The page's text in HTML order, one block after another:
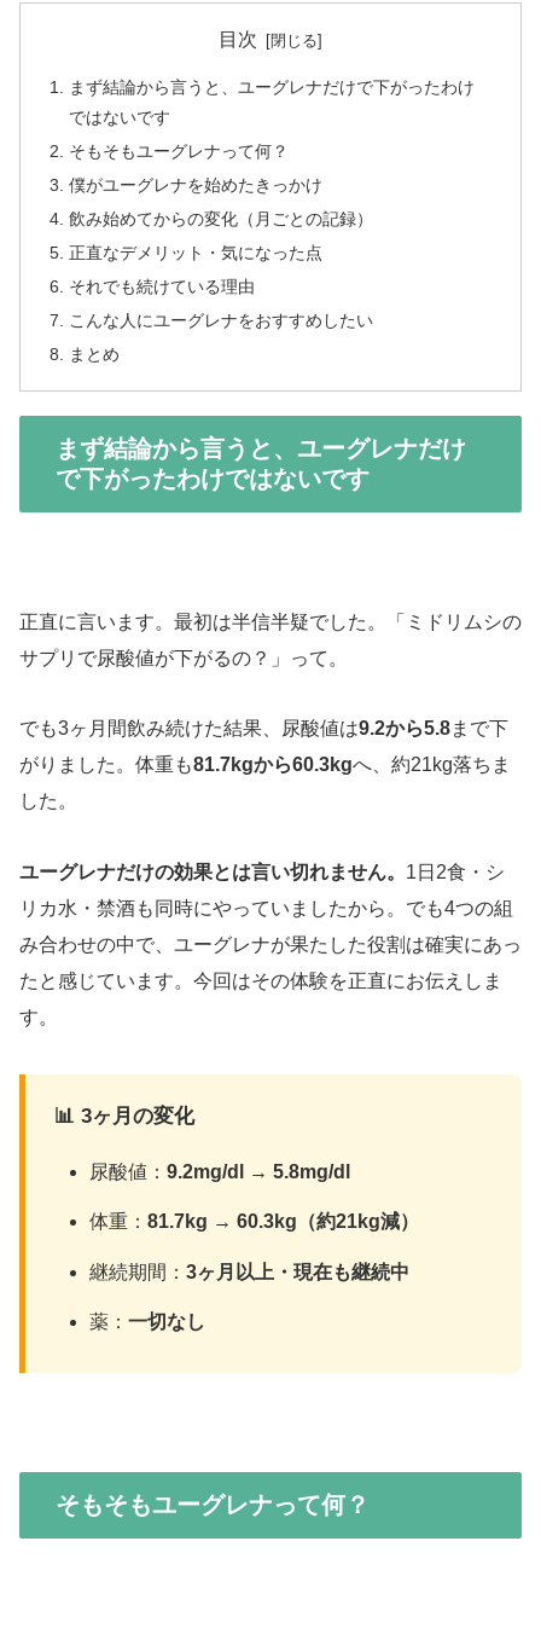
目次
まず結論から言うと、ユーグレナだけで下がったわけ
ではないです
そもそもユーグレナって何？
僕がユーグレナを始めたきっかけ
飲み始めてからの変化（月ごとの記録）
正直なデメリット・気になった点
それでも続けている理由
こんな人にユーグレナをおすすめしたい
まとめ
まず結論から言うと、ユーグレナだけ
で下がったわけではないです
正直に言います。最初は半信半疑でした。「ミドリムシの
サプリで尿酸値が下がるの？」って。
でも3ヶ月間飲み続けた結果、尿酸値は9.2から5.8まで下
がりました。体重も81.7kgから60.3kgへ、約21kg落ちま
した。
ユーグレナだけの効果とは言い切れません。 1日2食・シ
リカ水・禁酒も同時にやっていましたから。でも4つの組
み合わせの中で、ユーグレナが果たした役割は確実にあっ
たと感じています。今回はその体験を正直にお伝えしま
す。
📊 3ヶ月の変化
尿酸値：9.2mg/dl → 5.8mg/dl
体重：81.7kg → 60.3kg（約21kg減）
継続期間：3ヶ月以上・現在も継続中
薬：一切なし
そもそもユーグレナって何？